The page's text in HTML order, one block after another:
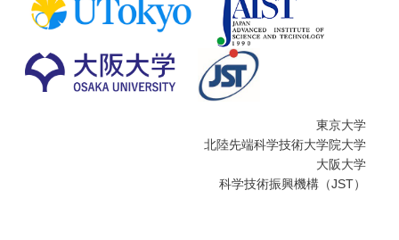
東京大学
北陸先端科学技術大学院大学
大阪大学
科学技術振興機構（JST）